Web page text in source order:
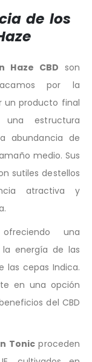
de los
Haze CBD son
por la
un producto final
una estructura
abundancia de
medio. Sus
sutiles destellos
atractiva y
una
energía de las
las cepas Indica.
en una opción
del CBD
Tonicproceden